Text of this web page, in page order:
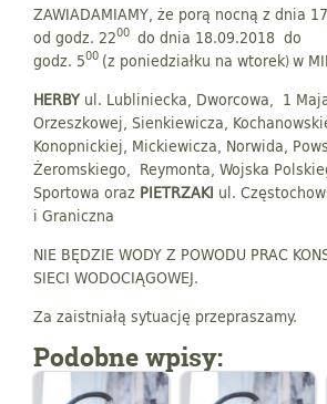
ZAWIADAMIAMY, że porą nocną z dnia
od godz. 2200 do dnia 18.09.2018 do
godz. 500 (z poniedziałku na wtorek)w
HERBYul. Lubliniecka, Dworcowa, 1
Orzeszkowej, Sienkiewicza,
Konopnickiej, Mickiewicza, Norwida,
Żeromskiego, Reymonta, Wojska
Sportowa oraz PIETRZAKI ul.
i Graniczna
NIE BĘDZIE WODY Z POWODU PRAC
SIECI WODOCIĄGOWEJ.
Za zaistniałą sytuację przepraszamy.
Podobne wpisy: